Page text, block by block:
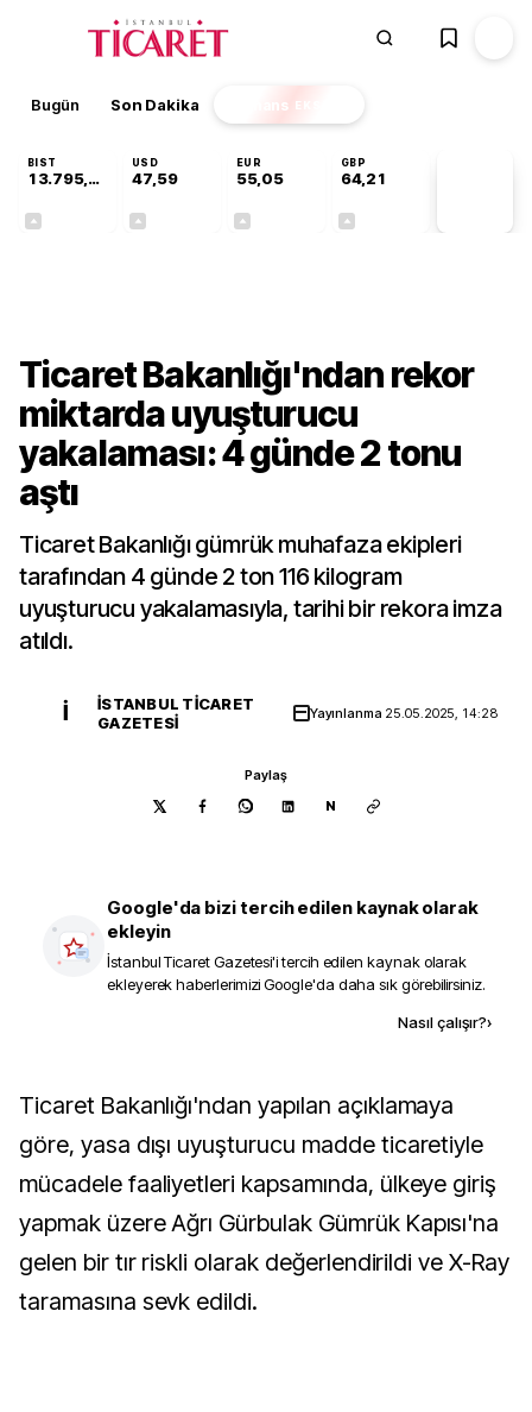
Bugün Son Dakika Finans EKSTRA
BIST
13.795,63
USD
47,59
EUR
55,05
GBP
64,21
Ticaret Bakanlığı'ndan rekor
miktarda uyuşturucu
yakalaması: 4 günde 2 tonu
aştı
Ticaret Bakanlığı gümrük muhafaza ekipleri
tarafından 4 günde 2 ton 116 kilogram
uyuşturucu yakalamasıyla, tarihi bir rekora imza
atıldı.
İ
İSTANBUL TICARET
GAZETESI
Yayınlanma 25.05.2025, 14:28
Paylaş
N
Google'da bizi tercih edilen kaynak olarak
ekleyin
İstanbul Ticaret Gazetesi'i tercih edilen kaynak olarak
ekleyerek haberlerimizi Google'da daha sık görebilirsiniz.
Nasıl çalışır?›
Ticaret Bakanlığı'ndan yapılan açıklamaya
göre, yasa dışı uyuşturucu madde ticaretiyle
mücadele faaliyetleri kapsamında, ülkeye giriş
yapmak üzere Ağrı Gürbulak Gümrük Kapısı'na
gelen bir tır riskli olarak değerlendirildi ve X-Ray
taramasına sevk edildi.